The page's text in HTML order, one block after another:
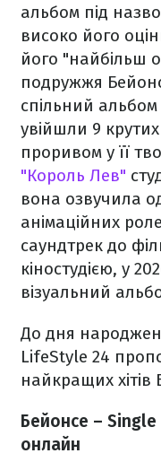
альбом під
високо його
його "найбільш
подружжя
спільний
увійшли 9
проривом у її
"Король Лев"
вона озвучила
анімаційних
саундтрек до
кіностудією, у
візуальний
До дня
LifeStyle 24
найкращих хітів
Бейонсе – Single
онлайн